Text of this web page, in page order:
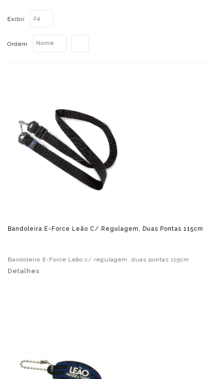
Exibir 24
Ordem Nome
Bandoleira E-Force Leão C/ Regulagem, Duas Pontas 115cm
Bandoleira E-Force Leão c/ regulagem, duas pontas 115cm
Detalhes